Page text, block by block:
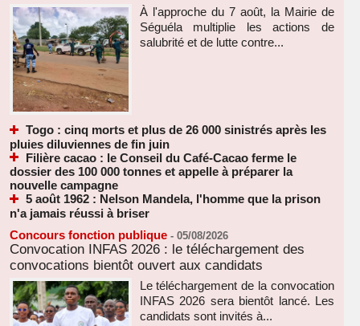
À l'approche du 7 août, la Mairie de
Séguéla multiplie les actions de
salubrité et de lutte contre...
Togo : cinq morts et plus de 26 000 sinistrés après les
pluies diluviennes de fin juin
Filière cacao : le Conseil du Café-Cacao ferme le
dossier des 100 000 tonnes et appelle à préparer la
nouvelle campagne
5 août 1962 : Nelson Mandela, l'homme que la prison
n'a jamais réussi à briser
Concours fonction publique - 05/08/2026
Convocation INFAS 2026 : le téléchargement des
convocations bientôt ouvert aux candidats
Le téléchargement de la convocation
INFAS 2026 sera bientôt lancé. Les
candidats sont invités à...